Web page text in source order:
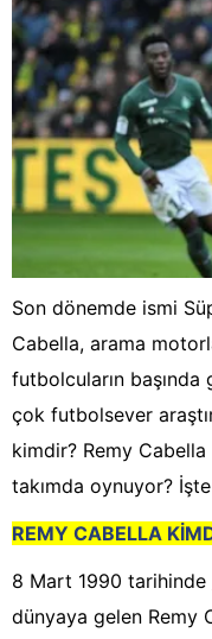
Son dönemde ismi
Cabella, arama
futbolcuların başında
çok futbolsever
kimdir? Remy
takımda oynuyor?
REMY CABELLA
8 Mart 1990 tarihinde
dünyaya gelen Remy